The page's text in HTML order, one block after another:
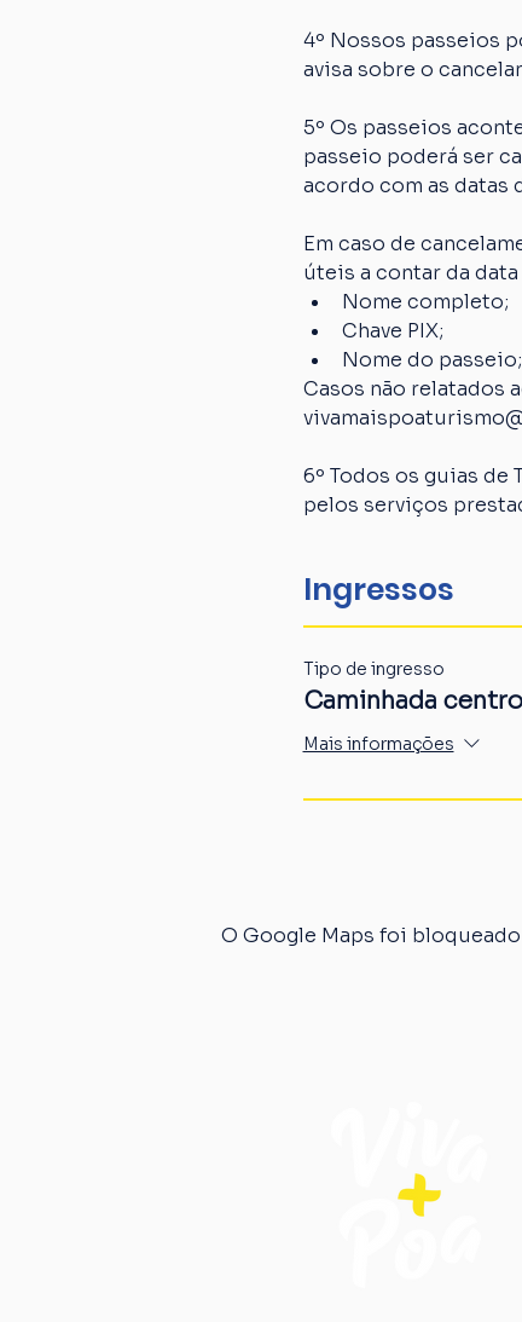
4º Nossos passeios
avisa sobre o
5º Os passeios
passeio poderá ser
acordo com as
Em caso de
úteis a contar da
Nome completo;
Chave PIX;
Nome do passeio;
Casos não relatados
6º Todos os guias
pelos serviços
Ingressos
Tipo de ingresso
Caminhada
Mais informações
O Google Maps foi